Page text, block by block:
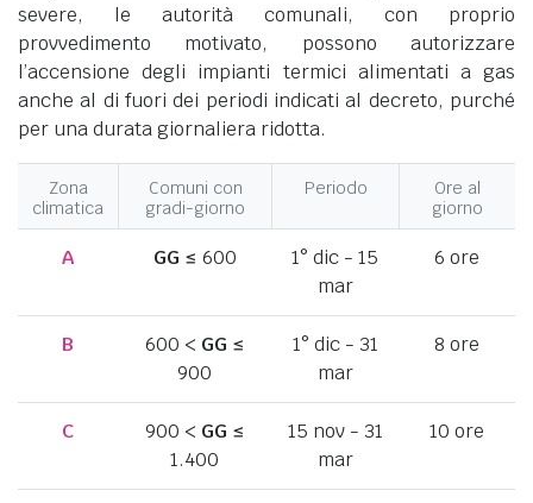
severe, le autorità comunali, con proprio
provvedimento motivato, possono autorizzare
l’accensione degli impianti termici alimentati a gas
anche al di fuori dei periodi indicati al decreto, purché
per una durata giornaliera ridotta.
Zona
climatica
Comuni con
gradi-giorno
Periodo
Ore al
giorno
A GG ≤ 600
1° dic - 15
mar
6 ore
B 600 < GG ≤
900
1° dic - 31
mar
8 ore
C 900 < GG ≤
1.400
15 nov - 31
mar
10 ore